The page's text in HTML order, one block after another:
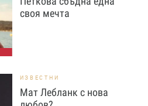
своя мечта
ИЗВЕСТНИ
Мат Лебланк с нова